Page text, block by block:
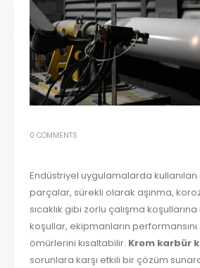
0 COMMENTS
Endüstriyel uygulamalarda
parçalar, sürekli olarak aşınma,
sıcaklık gibi zorlu çalışma
koşullar, ekipmanların
ömürlerini kısaltabilir. Krom karbür
sorunlara karşı etkili bir çözüm